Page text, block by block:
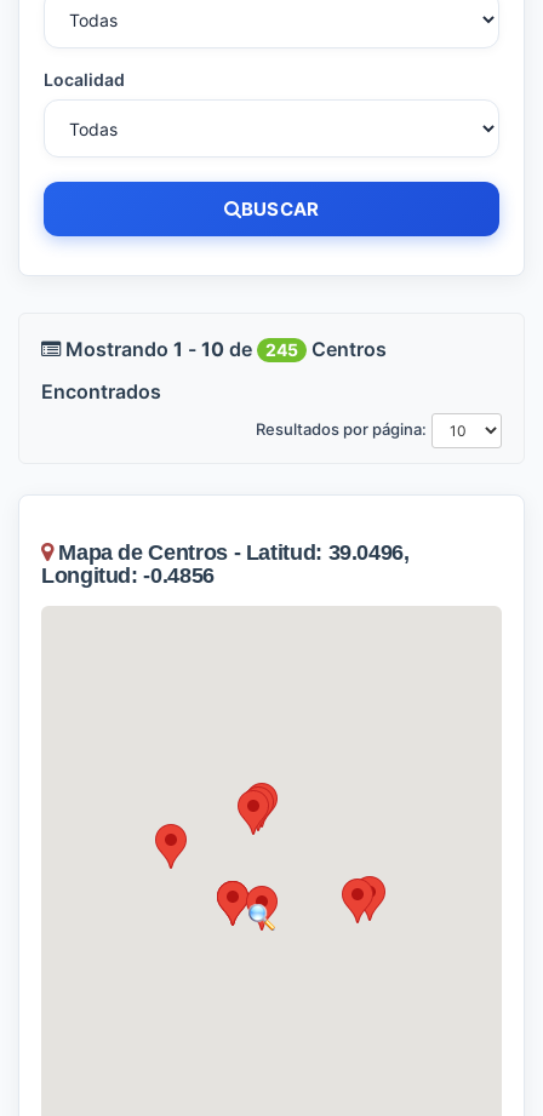
Localidad
BUSCAR
Mostrando 1 - 10 de 245
Centros
Encontrados
Resultados por página:
Mapa de Centros - Latitud: 39.0496,
Longitud: -0.4856